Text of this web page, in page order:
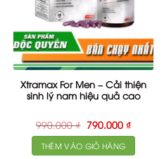
Xtramax For Men – Cải thiện
sinh lý nam hiệu quả cao
990.000₫ Giá
gốc
là:
990.000 ₫.
790.000 ₫Giá
hiện
tại
là:
THÊM VÀO GIỎ HÀNG